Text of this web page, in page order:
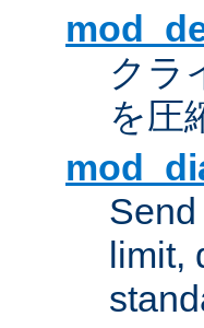
クラ
を圧
limit,